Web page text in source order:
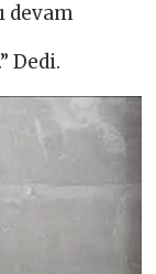
devam
Dedi.